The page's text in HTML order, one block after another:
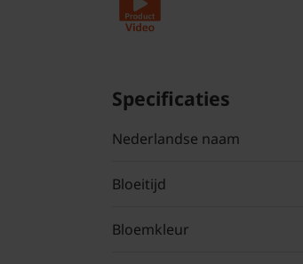
Specificaties
Nederlandse naam
Bloeitijd
Bloemkleur